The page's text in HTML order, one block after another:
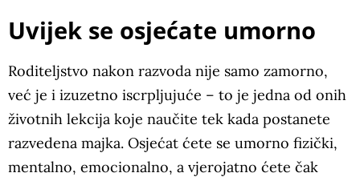
Uvijek se osjećate umorno
Roditeljstvo nakon razvoda nije samo zamorno,
već je i izuzetno iscrpljujuće – to je jedna od onih
životnih lekcija koje naučite tek kada postanete
razvedena majka. Osjećat ćete se umorno fizički,
mentalno, emocionalno, a vjerojatno ćete čak